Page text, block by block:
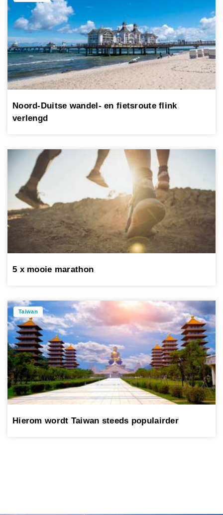
Noord-Duitse wandel- en fietsroute flink
verlengd
5 x mooie marathon
Taiwan
Hierom wordt Taiwan steeds populairder